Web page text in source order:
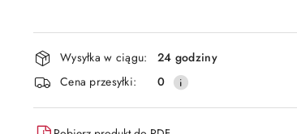
Dostępność
i
dostawa
Wysyłka w ciągu:
24 godziny
Cena przesyłki:
0